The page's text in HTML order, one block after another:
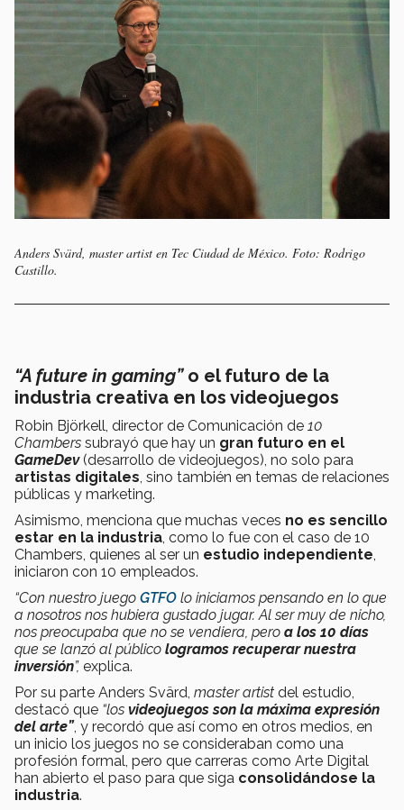
Anders Svärd, master artist en Tec Ciudad de México. Foto: Rodrigo
Castillo.
“A future in gaming” o el futuro de la
industria creativa en los videojuegos
Robin Björkell, director de Comunicación de 10
Chambers subrayó que hay un gran futuro en el
GameDev(desarrollo de videojuegos), no solo para
artistas digitales, sino también en temas de relaciones
públicas y marketing.
Asimismo, menciona que muchas veces no es sencillo
estar en la industria, como lo fue con el caso de 10
Chambers, quienes al ser un estudio independiente,
iniciaron con 10 empleados.
“Con nuestro juego GTFO lo iniciamos pensando en lo que
a nosotros nos hubiera gustado jugar. Al ser muy de nicho,
nos preocupaba que no se vendiera, pero a los 10 días
que se lanzó al público logramos recuperar nuestra
inversión”, explica.
Por su parte Anders Svärd, master artist del estudio,
destacó que “los videojuegos son la máxima expresión
del arte”, y recordó que así como en otros medios, en
un inicio los juegos no se consideraban como una
profesión formal, pero que carreras como Arte Digital
han abierto el paso para que siga consolidándose la
industria.